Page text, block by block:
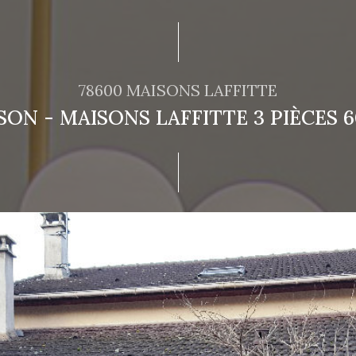
78600 MAISONS LAFFITTE
- MAISONS LAFFITTE 3 PIÈCES